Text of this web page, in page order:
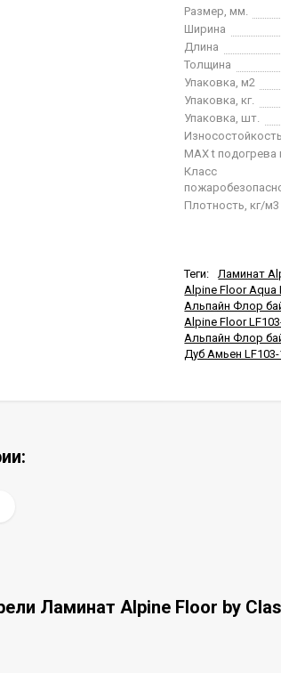
Размер, мм.
Ширина
Длина
Толщина
Упаковка, м2
Упаковка, кг.
Упаковка, шт.
Износостойкость
MAX t
Класс
Плотность, кг/м3
Теги:
Ламинат
Alpine Floor Aqua
Альпайн Флор
Alpine Floor
Альпайн Флор
Дуб Амьен LF103-
Ламинат Alpine Floor by